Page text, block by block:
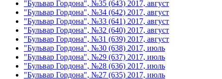
"Бульвар Гордона", №35 (643) 2017, август
"Бульвар Гордона", №34 (642) 2017, август
"Бульвар Гордона", №33 (641) 2017, август
"Бульвар Гордона", №32 (640) 2017, август
"Бульвар Гордона", №31 (639) 2017, август
"Бульвар Гордона", №30 (638) 2017, июль
"Бульвар Гордона", №29 (637) 2017, июль
"Бульвар Гордона", №28 (636) 2017, июль
"Бульвар Гордона", №27 (635) 2017, июль